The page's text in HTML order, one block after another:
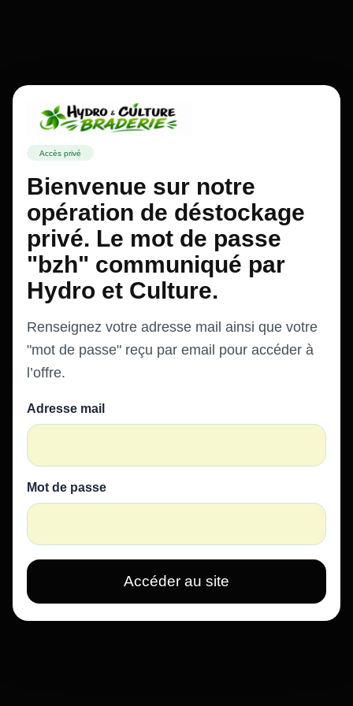
Accès privé
Bienvenue sur notre
opération de déstockage
privé. Le mot de passe
"bzh" communiqué par
Hydro et Culture.
Renseignez votre adresse mail ainsi que votre
"mot de passe" reçu par email pour accéder à
l’offre.
Adresse mail
Mot de passe
Accéder au site